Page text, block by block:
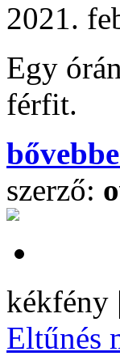
2021.
Egy
férfit.
szerző:
kékfény
Eltűnés